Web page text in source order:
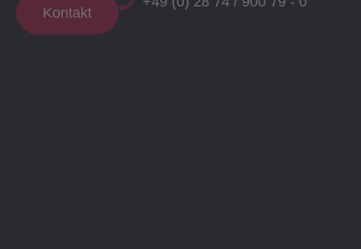
Kontakt